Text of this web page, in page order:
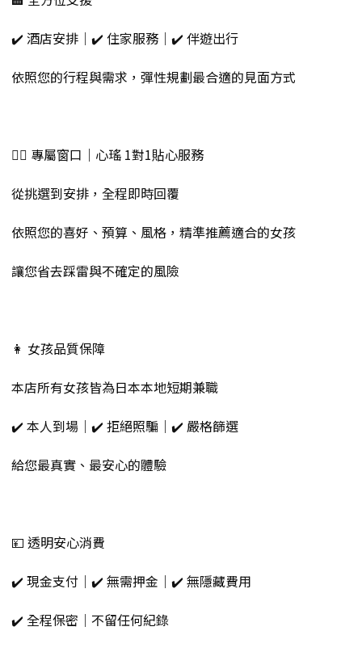
✔️ 酒店安排｜✔️ 住家服務｜✔️ 伴遊出行
依照您的行程與需求，彈性規劃最合適的見面方式
💁‍♀️ 專屬窗口｜心瑤 1對1貼心服務
從挑選到安排，全程即時回覆
依照您的喜好、預算、風格，精準推薦適合的女孩
讓您省去踩雷與不確定的風險
👩 女孩品質保障
本店所有女孩皆為日本本地短期兼職
✔️ 本人到場｜✔️ 拒絕照騙｜✔️ 嚴格篩選
給您最真實、最安心的體驗
💴 透明安心消費
✔️ 現金支付｜✔️ 無需押金｜✔️ 無隱藏費用
✔️ 全程保密｜不留任何紀錄